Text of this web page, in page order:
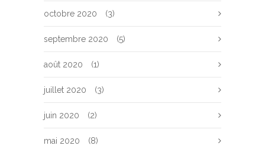
octobre 2020 (3)
septembre 2020 (5)
août 2020 (1)
juillet 2020 (3)
juin 2020 (2)
mai 2020 (8)